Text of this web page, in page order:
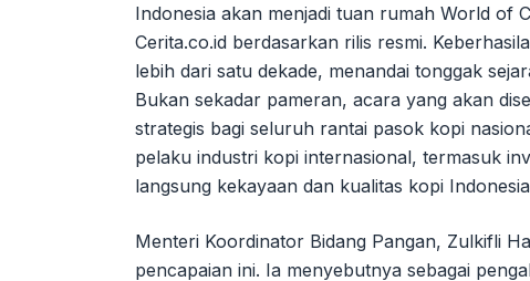
Indonesia akan menjadi tuan rumah World of
Cerita.co.id berdasarkan rilis resmi.
lebih dari satu dekade, menandai tonggak
Bukan sekadar pameran, acara yang akan
strategis bagi seluruh rantai pasok kopi
pelaku industri kopi internasional, termasuk
langsung kekayaan dan kualitas kopi
Menteri Koordinator Bidang Pangan, Zulkifli
pencapaian ini. Ia menyebutnya sebagai